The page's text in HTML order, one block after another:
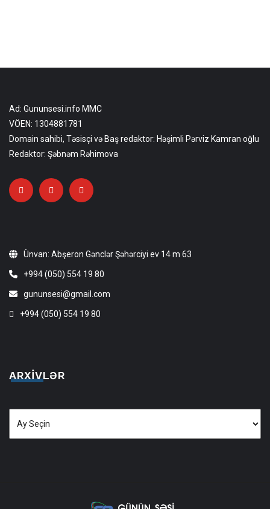
Ad: Gununsesi.info MMC
VÖEN: 1304881781
Domain sahibi, Təsisçi və Baş redaktor: Həşimli Pərviz Kamran oğlu
Redaktor: Şəbnəm Rəhimova
Ünvan: Abşeron Gənclər Şəhərciyi ev 14 m 63
+994 (050) 554 19 80
gununsesi@gmail.com
+994 (050) 554 19 80
ARXIVLƏR
Arxivlər